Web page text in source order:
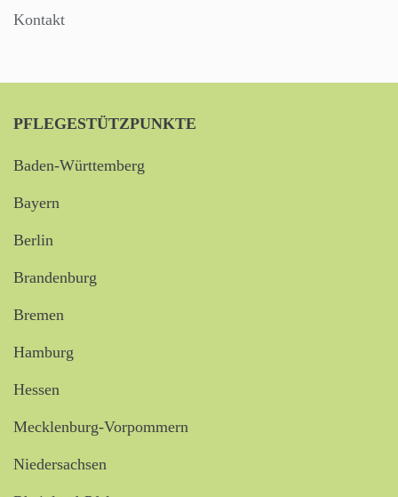
Kontakt
PFLEGESTÜTZPUNKTE
Baden-Württemberg
Bayern
Berlin
Brandenburg
Bremen
Hamburg
Hessen
Mecklenburg-Vorpommern
Niedersachsen